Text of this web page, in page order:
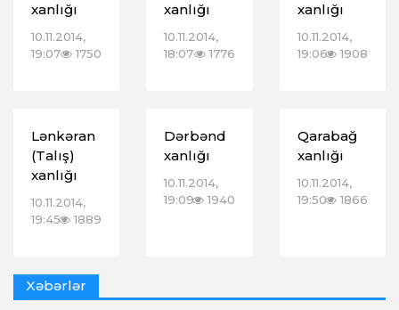
xanlığı
10.11.2014,
19:07
1750
xanlığı
10.11.2014,
18:07
1776
xanlığı
10.11.2014,
19:06
1908
Lənkəran
(Talış)
xanlığı
10.11.2014,
19:45
1889
Dərbənd
xanlığı
10.11.2014,
19:09
1940
Qarabağ
xanlığı
10.11.2014,
19:50
1866
Xəbərlər